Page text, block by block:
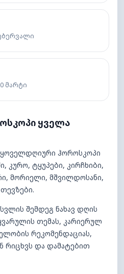
მარტი
ყველა
ჰოროსკოპი
კურო, ტყუპები, კირჩხიბი,
მორიელი, მშვილდოსანი,
შემდეგ ნახავ დღის
თემას, კარიერულ
რეკომენდაციას,
რიცხვს და დამატებით